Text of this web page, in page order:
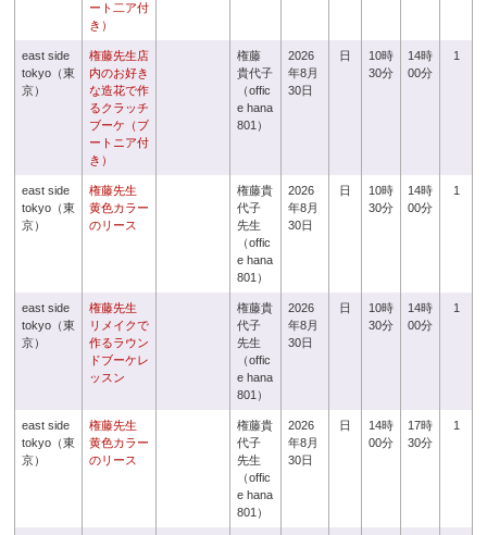
ート二ア付
き）
east side
tokyo（東
京）
権藤先生店
内のお好き
な造花で作
るクラッチ
ブーケ（ブ
ートニア付
き）
権藤
貴代子
（offic
e hana
801）
2026
年8月
30日
日
10時
30分
14時
00分
1
east side
tokyo（東
京）
権藤先生
黄色カラー
のリース
権藤貴
代子
先生
（offic
e hana
801）
2026
年8月
30日
日
10時
30分
14時
00分
1
east side
tokyo（東
京）
権藤先生
リメイクで
作るラウン
ドブーケレ
ッスン
権藤貴
代子
先生
（offic
e hana
801）
2026
年8月
30日
日
10時
30分
14時
00分
1
east side
tokyo（東
京）
権藤先生
黄色カラー
のリース
権藤貴
代子
先生
（offic
e hana
801）
2026
年8月
30日
日
14時
00分
17時
30分
1